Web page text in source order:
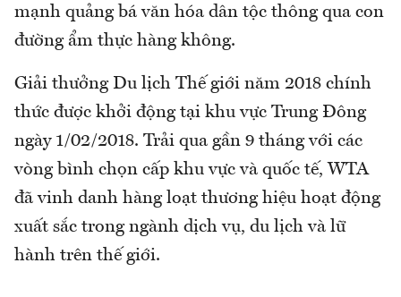
mạnh quảng bá văn hóa dân tộc thông qua con
đường ẩm thực hàng không.
Giải thưởng Du lịch Thế giới năm 2018 chính
thức được khởi động tại khu vực Trung Đông
ngày 1/02/2018. Trải qua gần 9 tháng với các
vòng bình chọn cấp khu vực và quốc tế, WTA
đã vinh danh hàng loạt thương hiệu hoạt động
xuất sắc trong ngành dịch vụ, du lịch và lữ
hành trên thế giới.